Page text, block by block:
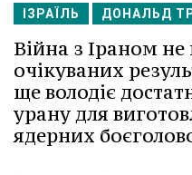
ІЗРАЇЛЬ ДОНАЛЬД
Війна з Іраном не
очікуваних
ще володіє
урану для
ядерних